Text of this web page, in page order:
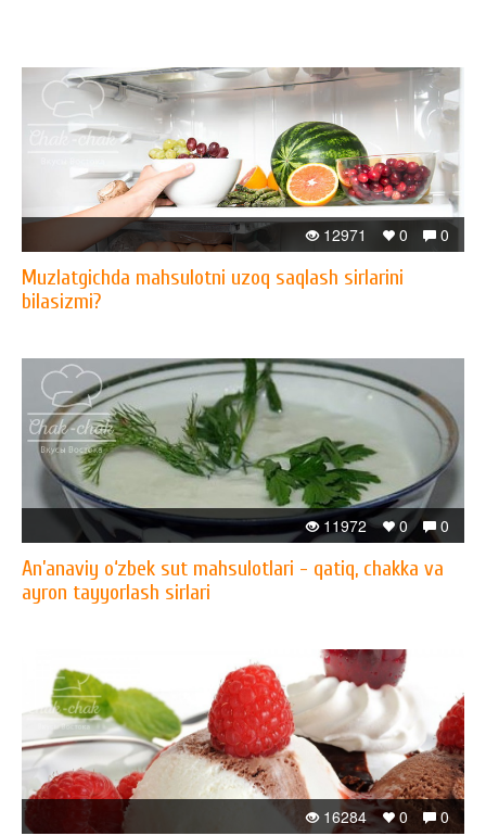
0
0
12971
Muzlatgichda mahsulotni uzoq saqlash sirlarini
bilasizmi?
0
0
11972
An’anaviy o‘zbek sut mahsulotlari - qatiq, chakka va
ayron tayyorlash sirlari
0
0
16284